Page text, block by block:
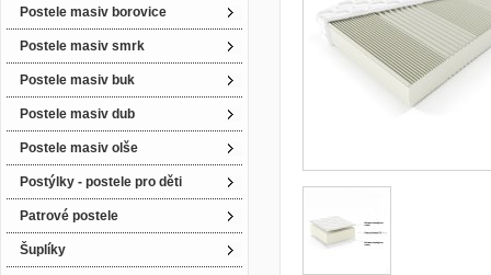
Postele masiv borovice
Postele masiv smrk
Postele masiv buk
Postele masiv dub
Postele masiv olše
Postýlky - postele pro děti
Patrové postele
Šuplíky